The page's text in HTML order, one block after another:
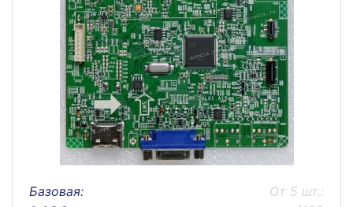
Базовая:
От 5 шт.: